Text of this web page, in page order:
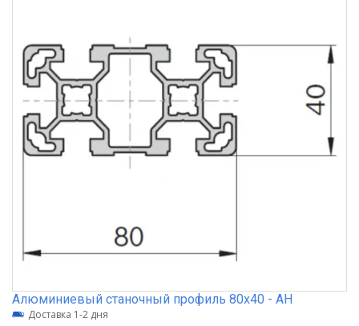
Алюминиевый станочный профиль 80х40 - АН
Доставка 1-2 дня